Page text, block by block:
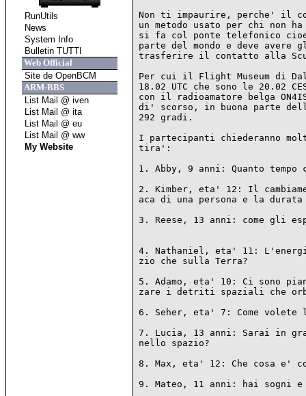
RunUtils
News
System Info
Bulletin TUTTI
Web Official
Site de OpenBCM
ARM-BBS
List Mail @ iven
List Mail @ ita
List Mail @ eu
List Mail @ ww
My Website
Non ti impaurire, perche' il
un metodo usato per chi
si fa col ponte telefonico
parte del mondo e deve
trasferire il contatto alla
Per cui il Flight Museum di
18.02 UTC che sono le 20.02
con il radioamatore belga
di' scorso, in buona parte
292 gradi.
I partecipanti chiederanno
tira':
1. Abby, 9 anni: Quanto
2. Kimber, eta' 12: Il
aca di una persona e la durata
3. Reese, 13 anni: come gli
4. Nathaniel, eta' 11:
zio che sulla Terra?
5. Adamo, eta' 10: Ci sono
zare i detriti spaziali che
6. Seher, eta' 7: Come volete
7. Lucia, 13 anni: Sarai in
nello spazio?
8. Max, eta' 12: Che cosa e'
9. Mateo, 11 anni: hai sogni